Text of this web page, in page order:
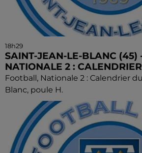
18h29
SAINT-JEAN-LE-BLANC (45)
NATIONALE 2 :
Football, Nationale 2 : Calendrier
Blanc, poule H.